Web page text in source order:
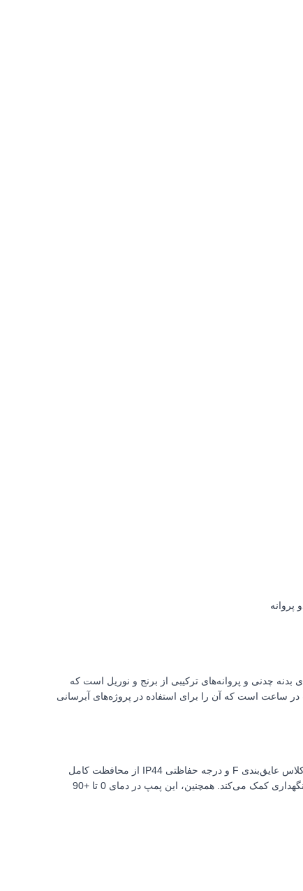
پروانه
بدنه چدنی و پروانه‌های ترکیبی از برنج و نوریل است که
آن در برابر فشارهای کاری و شرایط سخت می‌شود. حداکثر ارتفاع پمپاژ آن 53 متر و حداکثر آبدهی 7.2 مترمکعب در ساعت است که آن را برای استفاده در پروژه‌های آبرسانی
این پمپ آب خانگی با الکتروموتور آلومینیومی، شافت استیل و سیم‌پیچ مسی ساخته شده است که بهره‌وری و طول عمر بالایی را تضمین می‌کند. کلاس عایق‌بندی F و درجه حفاظتی IP44 از محافظت کامل
پمپ در برابر عوامل محیطی و گرد و غبار اطمینان می‌دهند. نوع آب‌بند مکانیکال سیل سرامیکی به عملکرد بدون نشتی و کاهش هزینه‌های تعمیر و نگهداری کمک می‌کند. همچنین، این پمپ در دمای 0 تا +90